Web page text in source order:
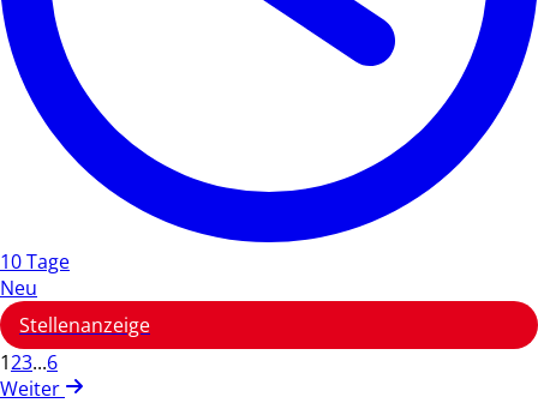
10 Tage
Neu
Stellenanzeige
123...6
Weiter